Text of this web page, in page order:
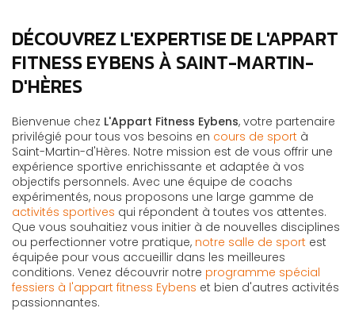
DÉCOUVREZ L'EXPERTISE DE L'APPART
FITNESS EYBENS À SAINT-MARTIN-
D'HÈRES
Bienvenue chez L'Appart Fitness Eybens, votre partenaire
privilégié pour tous vos besoins en cours de sport à
Saint-Martin-d'Hères. Notre mission est de vous offrir une
expérience sportive enrichissante et adaptée à vos
objectifs personnels. Avec une équipe de coachs
expérimentés, nous proposons une large gamme de
activités sportives qui répondent à toutes vos attentes.
Que vous souhaitiez vous initier à de nouvelles disciplines
ou perfectionner votre pratique, notre salle de sport est
équipée pour vous accueillir dans les meilleures
conditions. Venez découvrir notre programme spécial
fessiers à l'appart fitness Eybens et bien d'autres activités
passionnantes.